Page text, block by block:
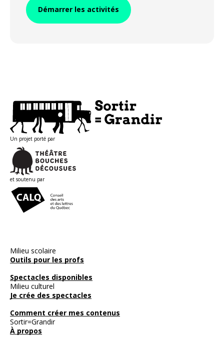
Démarrer les activités
Un projet porté par
et soutenu par
Milieu scolaire
Outils pour les profs
Spectacles disponibles
Milieu culturel
Je crée des spectacles
Comment créer mes contenus
Sortir=Grandir
À propos